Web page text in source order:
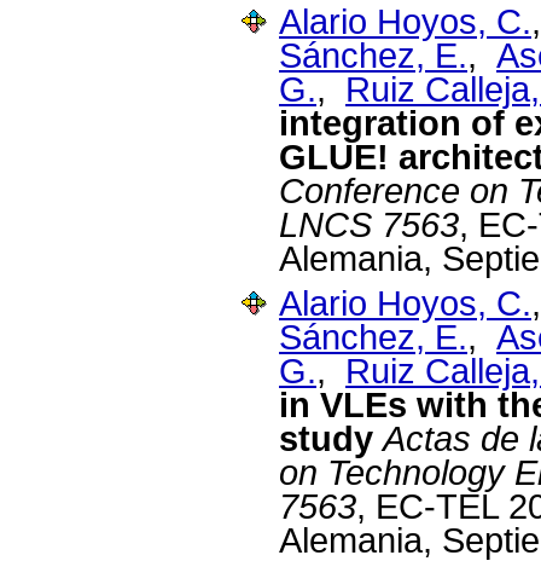
Alario Hoyos, C.
Sánchez, E.,
G., Ruiz
integration of
GLUE!
Conference on
LNCS 7563,
Alemania,
Alario Hoyos, C.
Sánchez, E.,
G., Ruiz
in VLEs with
study Actas de
on Technology
7563, EC-TEL
Alemania,